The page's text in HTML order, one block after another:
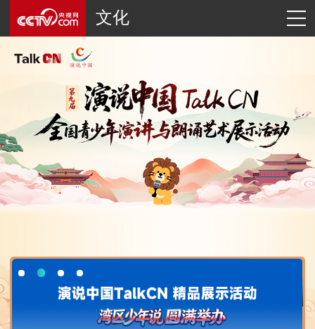
文化
第九届“演说中国”Talk CN招生启动！中华文化发现之旅、各